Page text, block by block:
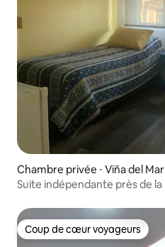
Chambre privée ⋅ Viña del Mar
Suite indépendante près de la
Coup de cœur voyageurs
Coup de cœur voyageurs